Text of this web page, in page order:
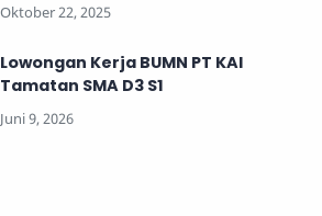
Lowongan Kerja BUMN PT KAI
Tamatan SMA D3 S1